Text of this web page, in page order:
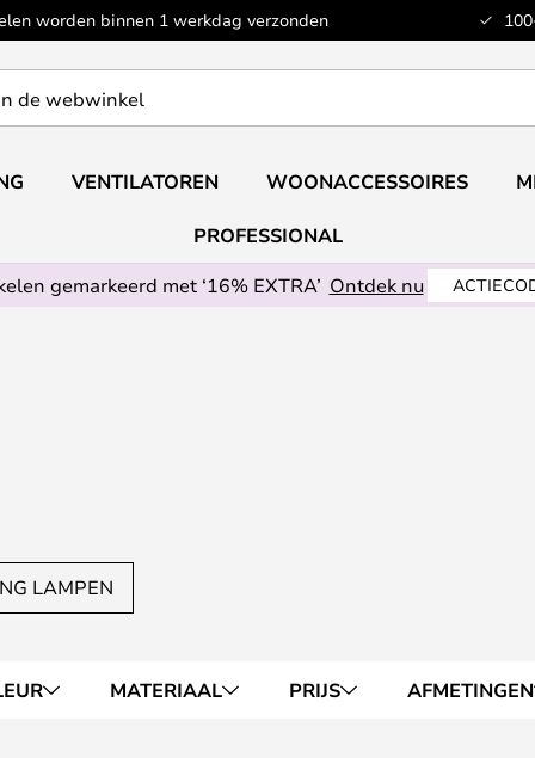
worden binnen 1 werkdag verzonden
VENTILATOREN WOONACCESSOIRES
PROFESSIONAL
gemarkeerd met ‘16% EXTRA’ Ontdek nu
LAMPEN
MATERIAAL PRIJS AFMETINGEN